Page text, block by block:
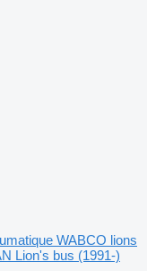
WABCO lions
Lion's bus (1991-)